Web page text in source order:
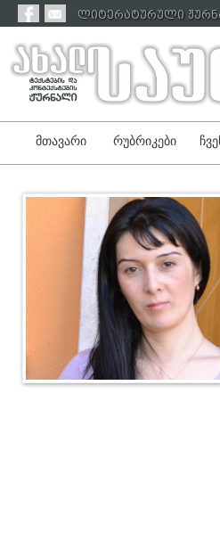
ლიტერატურული
მთავარი რუბრიკები